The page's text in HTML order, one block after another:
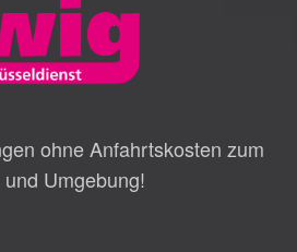
ohne Anfahrtskosten zum
Umgebung!